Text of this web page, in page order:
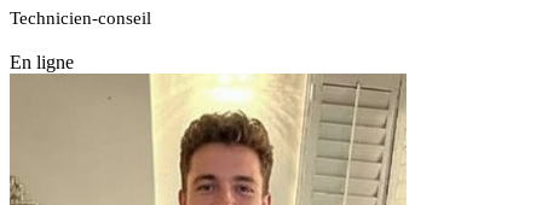
Technicien-conseil
En ligne